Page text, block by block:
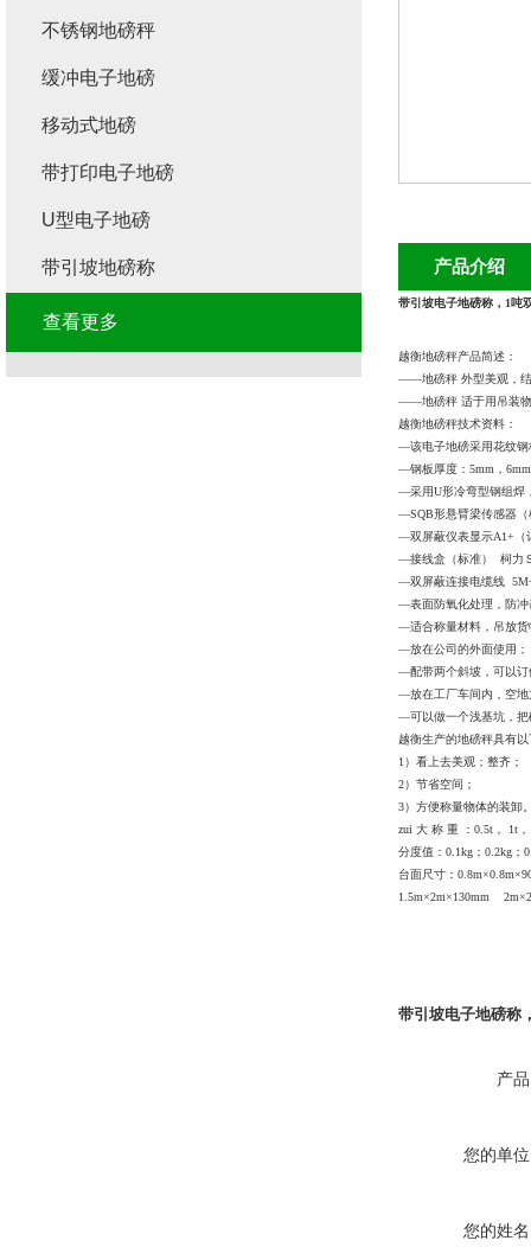
产品介绍
带引坡电子地磅称，1吨
越衡地磅秤产品简述：
——地磅秤 外型美观，
——地磅秤 适于用吊装
越衡地磅秤技术资料：
—该电子地磅采用花纹钢
—钢板厚度： 5mm
6mm
—采用U形冷弯型钢组焊
—SQB形悬臂梁传感器（
—双屏蔽仪表显示A1+
—接线盒（标准）
柯力
—双屏蔽连接电缆线 5M
—表面防氧化处理，防冲
—适合称量材料，吊放货
—放在公司的外面使用；
—配带两个斜坡，可以订
—放在工厂车间内，空地
—可以做一个浅基坑，把
越衡生产的地磅秤具有
1） 看上去美观；整齐；
2） 节省空间；
3） 方便称量物体的装卸
zui 大 称 重 ： 0.5t 1t
分度值： 0.1kg ； 0.2kg ；
台面尺寸： 0.8m×0.8m×
1.5m×2m×130mm 2m×
带引坡电子地磅称
产
您的单
您的姓
不锈钢地磅秤
缓冲电子地磅
移动式地磅
带打印电子地磅
U型电子地磅
带引坡地磅称
查看更多